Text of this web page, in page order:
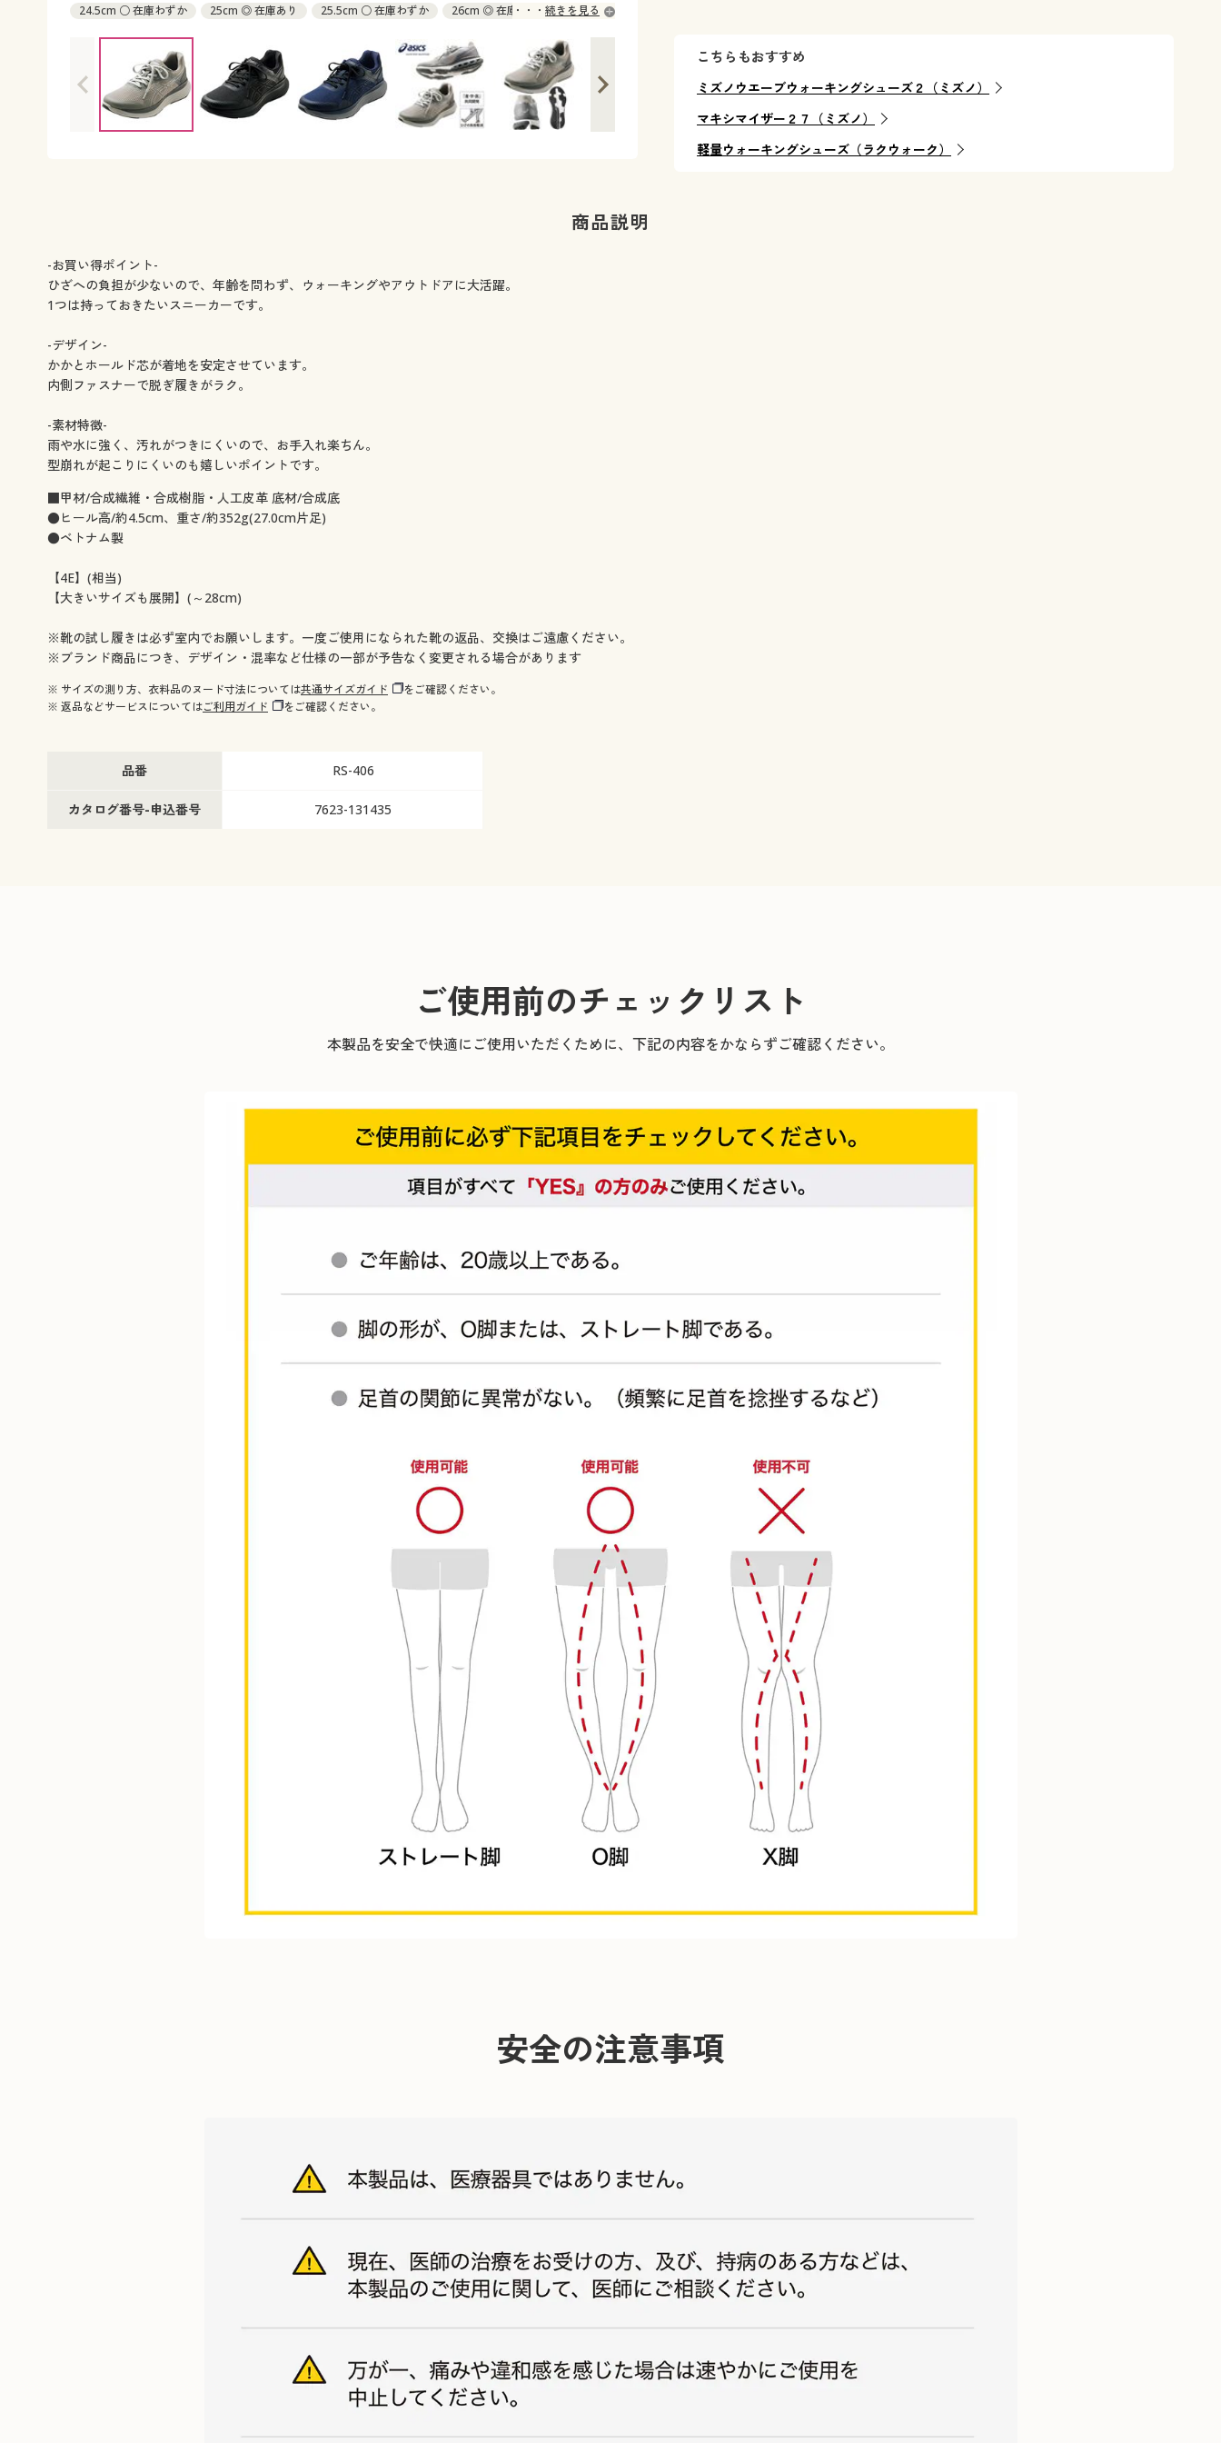
24.5cm ○ 在庫わずか 25cm ◎ 在庫あり 25.5cm ○ 在庫わずか
26cm ◎ 在庫あり 続きを見る
こちらもおすすめ
ミズノウエーブウォーキングシューズ２（ミズノ）
マキシマイザー２７（ミズノ）
軽量ウォーキングシューズ（ラクウォーク）
商品説明
-お買い得ポイント-
ひざへの負担が少ないので、年齢を問わず、ウォーキングやアウトドアに大活躍。
1つは持っておきたいスニーカーです。
-デザイン-
かかとホールド芯が着地を安定させています。
内側ファスナーで脱ぎ履きがラク。
-素材特徴-
雨や水に強く、汚れがつきにくいので、お手入れ楽ちん。
型崩れが起こりにくいのも嬉しいポイントです。
■甲材/合成繊維・合成樹脂・人工皮革 底材/合成底
●ヒール高/約4.5cm、重さ/約352g(27.0cm片足)
●ベトナム製
【4E】(相当)
【大きいサイズも展開】(～28cm)
※靴の試し履きは必ず室内でお願いします。一度ご使用になられた靴の返品、交換はご遠慮ください。
※ブランド商品につき、デザイン・混率など仕様の一部が予告なく変更される場合があります
※ サイズの測り方、衣料品のヌード寸法については共通サイズガイド
をご確認ください。
※ 返品などサービスについてはご利用ガイド をご確認ください。
品番 RS-406
カタログ番号-申込番号 7623-131435
ご使用前のチェックリスト
本製品を安全で快適にご使用いただくために、下記の内容をかならずご確認ください。
安全の注意事項